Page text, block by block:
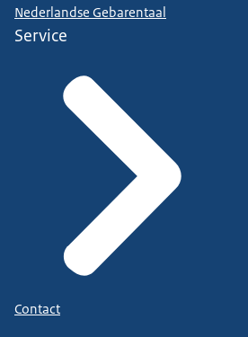
Nederlandse Gebarentaal
Service
Contact